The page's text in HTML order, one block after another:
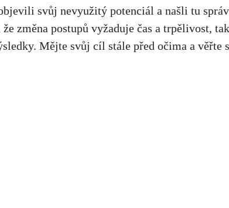
svůj nevyužitý potenciál ⁤a našli tu
změna⁢ postupů vyžaduje čas a trpělivost,
Mějte ‍svůj⁣ cíl stále před očima a ‍věřte